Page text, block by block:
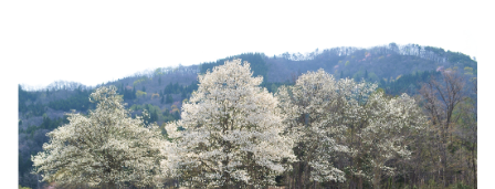
SPOTS
スポット紹介